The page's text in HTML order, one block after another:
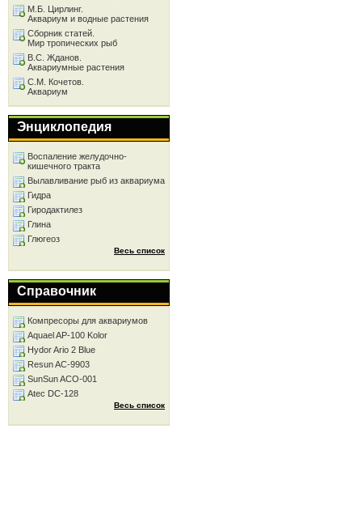
М.Б. Цирлинг.
Аквариум и водные растения
Сборник статей.
Мир тропических рыб
В.С. Жданов.
Аквариумные растения
С.М. Кочетов.
Аквариум
Энциклопедия
Воспаление желудочно-
кишечного тракта
Вылавливание рыб из аквариума
Гидра
Гиродактилез
Глина
Глюгеоз
Весь список
Справочник
Компресоры для аквариумов
Aquael AP-100 Kolor
Hydor Ario 2 Blue
Resun AC-9903
SunSun ACO-001
Atec DC-128
Весь список